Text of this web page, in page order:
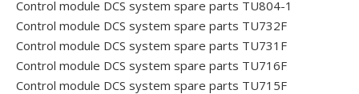
Control module DCS system spare parts TU804-1
Control module DCS system spare parts TU732F
Control module DCS system spare parts TU731F
Control module DCS system spare parts TU716F
Control module DCS system spare parts TU715F